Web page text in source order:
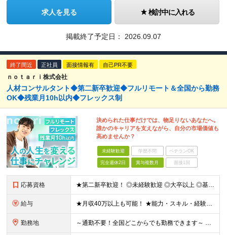
求人を見る 検討中に入れる
掲載終了予定日： 2026.09.07
終了間近 正社員 面接情報有 自己PR不要
ｎｏｔａｒｉ株式会社
人材コンサルタント◆第二新卒歓迎◆フルリモート＆全国から勤務
OK◆残業月10h以内◆フレックス制
決められた仕事だけでは、物足りないあなたへ。
誰かのキャリアを支えながら、自分の市場価値も
高めませんか？
未経験歓迎 学歴不問 ベテランOK
完全週休2日 賞与複数月 面接1回
応募資格 ★第二新卒歓迎！ ◎未経験歓迎 ◎大卒以上 ◎基本的なPC操作（メール・Google Workspace等）ができる方 【こんな方を歓迎します】 ◎20代のうちに力をつけたい方 ◎人の人生やキャリア
給与 ★月収40万以上も可能！ ★能力・スキル・経験を考慮した年収額を設定します ★年功序列ではなく、チャレンジを評価して給与に反映！ ■月給20万円～40万円＋決算賞与 ※経験・スキルを考慮のうえ決定し
勤務地 ～通勤不要！全国どこからでも勤務できます～ ■完全在宅勤務のため、業務はご自宅で行っていただきます 【本社】 東京都港区南青山3-8-40 青山センタービル2階 ※変更の範囲：上記を除く当社関連勤